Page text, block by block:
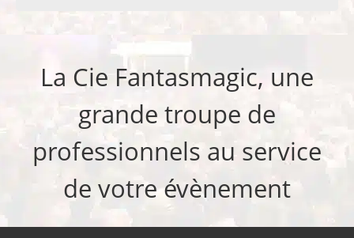
La Cie Fantasmagic, une
grande troupe de
professionnels au service
de votre évènement